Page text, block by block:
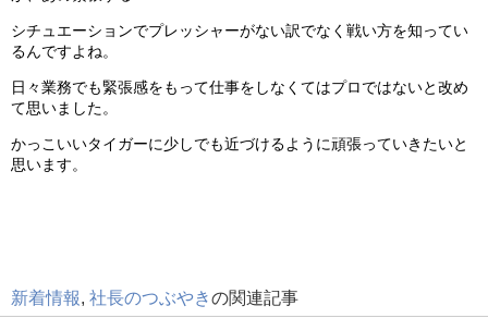
シチュエーションでプレッシャーがない訳でなく戦い方を知ってい
るんですよね。
日々業務でも緊張感をもって仕事をしなくてはプロではないと改め
て思いました。
かっこいいタイガーに少しでも近づけるように頑張っていきたいと
思います。
新着情報 社長のつぶやきの関連記事